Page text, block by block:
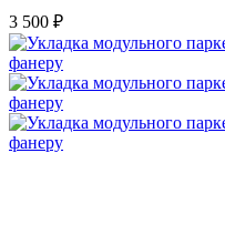
3 500 ₽